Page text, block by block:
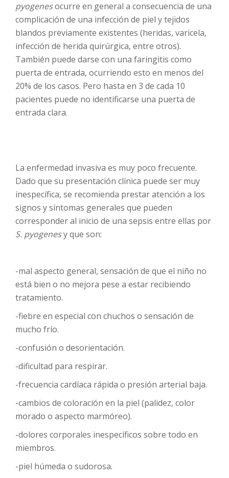
pyogenesocurre en general a consecuencia de una
complicación de una infección de piel y tejidos
blandos previamente existentes (heridas, varicela,
infección de herida quirúrgica, entre otros).
También puede darse con una faringitis como
puerta de entrada, ocurriendo esto en menos del
20% de los casos. Pero hasta en 3 de cada 10
pacientes puede no identificarse una puerta de
entrada clara.
La enfermedad invasiva es muy poco frecuente.
Dado que su presentación clínica puede ser muy
inespecífica, se recomienda prestar atención a los
signos y síntomas generales que pueden
corresponder al inicio de una sepsis entre ellas por
S. pyogenesy que son:
-mal aspecto general, sensación de que el niño no
está bien o no mejora pese a estar recibiendo
tratamiento.
-fiebre en especial con chuchos o sensación de
mucho frío.
-confusión o desorientación.
-dificultad para respirar.
-frecuencia cardíaca rápida o presión arterial baja.
-cambios de coloración en la piel (palidez, color
morado o aspecto marmóreo).
-dolores corporales inespecíficos sobre todo en
miembros.
-piel húmeda o sudorosa.